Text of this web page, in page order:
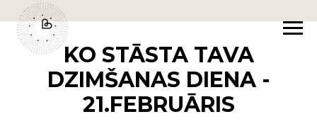
KO STĀSTA TAVA
DZIMŠANAS DIENA -
21.FEBRUĀRIS